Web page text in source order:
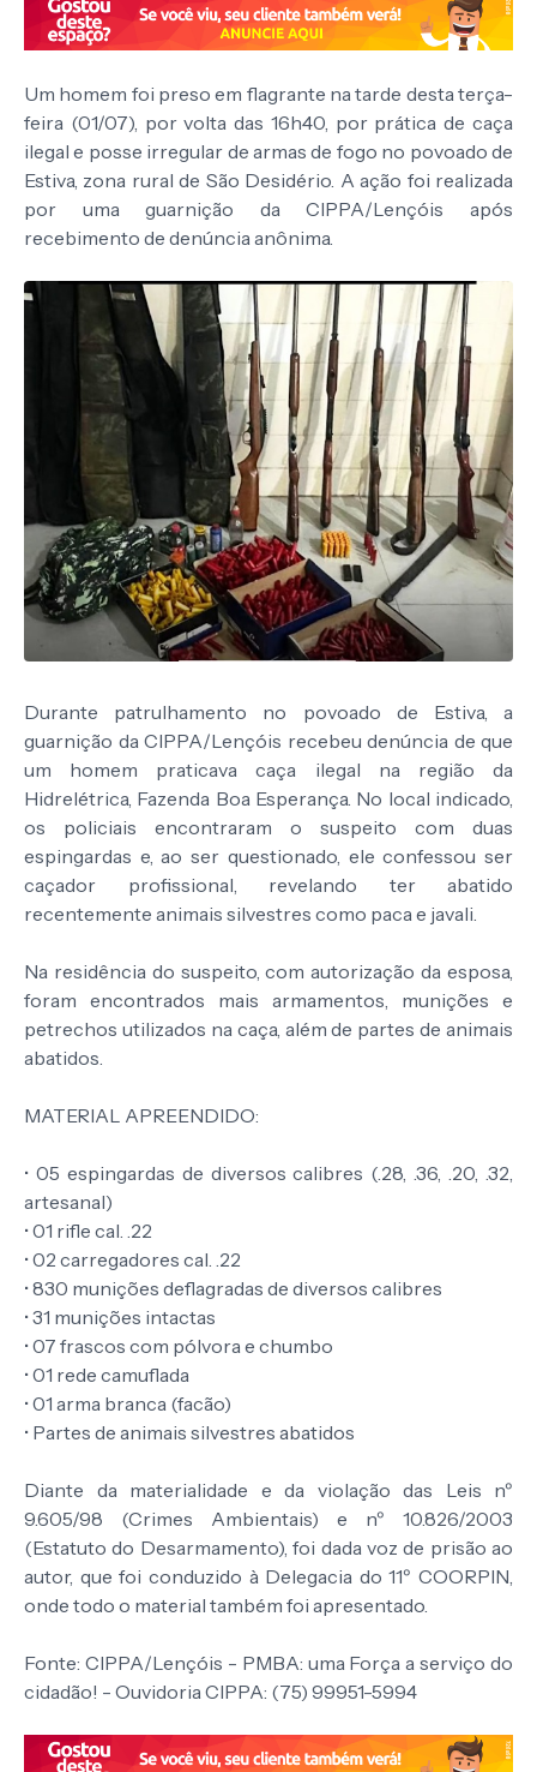
Um homem foi preso em flagrante na tarde desta terça-
feira (01/07), por volta das 16h40, por prática de caça
ilegal e posse irregular de armas de fogo no povoado de
Estiva, zona rural de São Desidério. A ação foi realizada
por uma guarnição da CIPPA/Lençóis após
recebimento de denúncia anônima.
Durante patrulhamento no povoado de Estiva, a
guarnição da CIPPA/Lençóis recebeu denúncia de que
um homem praticava caça ilegal na região da
Hidrelétrica, Fazenda Boa Esperança. No local indicado,
os policiais encontraram o suspeito com duas
espingardas e, ao ser questionado, ele confessou ser
caçador profissional, revelando ter abatido
recentemente animais silvestres como paca e javali.
Na residência do suspeito, com autorização da esposa,
foram encontrados mais armamentos, munições e
petrechos utilizados na caça, além de partes de animais
abatidos.
MATERIAL APREENDIDO:
• 05 espingardas de diversos calibres (.28, .36, .20, .32,
artesanal)
• 01 rifle cal. .22
• 02 carregadores cal. .22
• 830 munições deflagradas de diversos calibres
• 31 munições intactas
• 07 frascos com pólvora e chumbo
• 01 rede camuflada
• 01 arma branca (facão)
• Partes de animais silvestres abatidos
Diante da materialidade e da violação das Leis nº
9.605/98 (Crimes Ambientais) e nº 10.826/2003
(Estatuto do Desarmamento), foi dada voz de prisão ao
autor, que foi conduzido à Delegacia do 11º COORPIN,
onde todo o material também foi apresentado.
Fonte: CIPPA/Lençóis - PMBA: uma Força a serviço do
cidadão! - Ouvidoria CIPPA: (75) 99951-5994